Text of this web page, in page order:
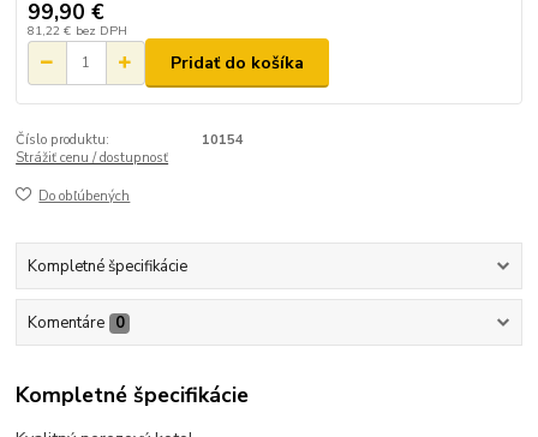
99,90 €
81,22 € bez DPH
Pridať do košíka
Číslo produktu:
10154
Strážiť cenu / dostupnosť
Do obľúbených
Kompletné špecifikácie
Komentáre 0
Kompletné špecifikácie